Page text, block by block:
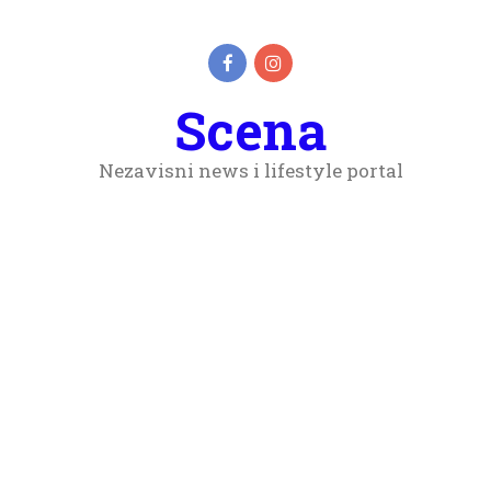
Scena
Nezavisni news i lifestyle portal